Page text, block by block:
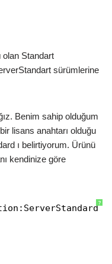
Standart
sürümlerine
Benim sahip olduğum
lisans anahtarı olduğu
ı belirtiyorum. Ürünü
kendinize göre
?/